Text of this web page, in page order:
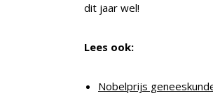
dit jaar wel!
Lees ook:
Nobelprijs